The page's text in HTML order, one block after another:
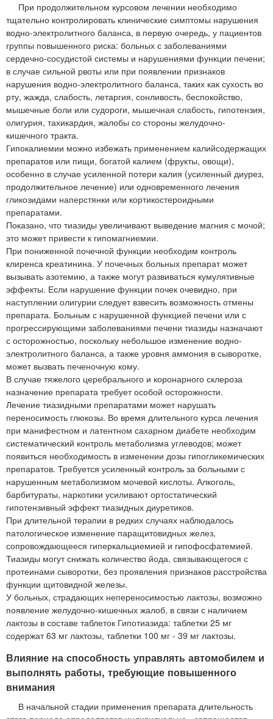
При продолжительном курсовом лечении необходимо
тщательно контролировать клинические симптомы нарушения
водно-электролитного баланса, в первую очередь, у пациентов
группы повышенного риска: больных с заболеваниями
сердечно-сосудистой системы и нарушениями функции печени;
в случае сильной рвоты или при появлении признаков
нарушения водно-электролитного баланса, таких как сухость во
рту, жажда, слабость, летаргия, сонливость, беспокойство,
мышечные боли или судороги, мышечная слабость, гипотензия,
олигурия, тахикардия, жалобы со стороны желудочно-
кишечного тракта.
Гипокалиемии можно избежать применением калийсодержащих
препаратов или пищи, богатой калием (фрукты, овощи),
особенно в случае усиленной потери калия (усиленный диурез,
продолжительное лечение) или одновременного лечения
гликозидами наперстянки или кортикостероидными
препаратами.
Показано, что тиазиды увеличивают выведение магния с мочой;
это может привести к гипомагниемии.
При пониженной почечной функции необходим контроль
клиренса креатинина. У почечных больных препарат может
вызывать азотемию, а также могут развиваться кумулятивные
эффекты. Если нарушение функции почек очевидно, при
наступлении олигурии следует взвесить возможность отмены
препарата. Больным с нарушенной функцией печени или с
прогрессирующими заболеваниями печени тиазиды назначают
с осторожностью, поскольку небольшое изменение водно-
электролитного баланса, а также уровня аммония в сыворотке,
может вызвать печеночную кому.
В случае тяжелого церебрального и коронарного склероза
назначение препарата требует особой осторожности.
Лечение тиазидными препаратами может нарушать
переносимость глюкозы. Во время длительного курса лечения
при манифестном и латентном сахарном диабете необходим
систематический контроль метаболизма углеводов; может
появиться необходимость в изменении дозы гипогликемических
препаратов. Требуется усиленный контроль за больными с
нарушенным метаболизмом мочевой кислоты. Алкоголь,
барбитураты, наркотики усиливают ортостатический
гипотензивный эффект тиазидных диуретиков.
При длительной терапии в редких случаях наблюдалось
патологическое изменение паращитовидных желез,
сопровождающееся гиперкальциемией и гипофосфатемией.
Тиазиды могут снижать количество йода, связывающегося с
протеинами сыворотки, без проявления признаков расстройства
функции щитовидной железы.
У больных, страдающих непереносимостью лактозы, возможно
появление желудочно-кишечных жалоб, в связи с наличием
лактозы в составе таблеток Гипотиазида: таблетки 25 мг
содержат 63 мг лактозы, таблетки 100 мг - 39 мг лактозы.
Влияние на способность управлять автомобилем и
выполнять работы, требующие повышенного
внимания
В начальной стадии применения препарата длительность